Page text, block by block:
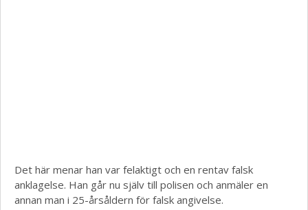
Det här menar han var felaktigt och en rentav falsk
anklagelse. Han går nu själv till polisen och anmäler en
annan man i 25-årsåldern för falsk angivelse.